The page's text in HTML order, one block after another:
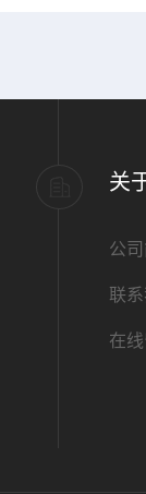
关
公
联
在